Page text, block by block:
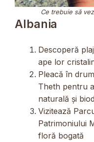
Ce trebuie să
Albania
Descoperă
ape lor
Pleacă în
Theth pentru
naturală și
Vizitează
Patrimoniului
floră bogată